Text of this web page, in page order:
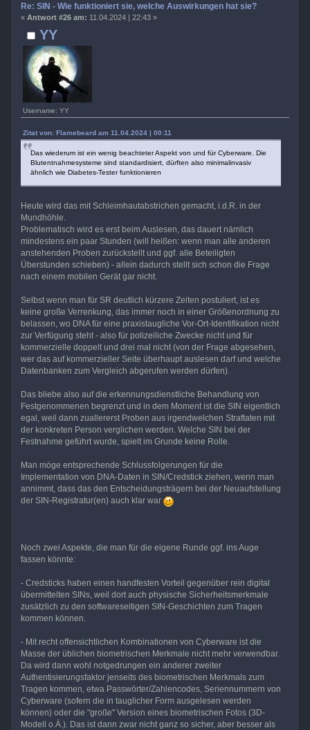
YY
Username: YY
Re: SIN - Wie funktioniert sie, welche Auswirkungen hat sie?
« Antwort #26 am: 11.04.2024 | 22:43 »
Zitat von: Flamebeard am 11.04.2024 | 00:11
Das wiederum ist ein wenig beachteter Aspekt von und für Cyberware. Die
Blutentnahmesysteme sind standardisiert, dürften also minimalinvasiv
ähnlich wie Diabetes-Tester funktionieren
Heute wird das mit Schleimhautabstrichen gemacht, i.d.R. in der
Mundhöhle.
Problematisch wird es erst beim Auslesen, das dauert nämlich
mindestens ein paar Stunden (will heißen: wenn man alle anderen
anstehenden Proben zurückstellt und ggf. alle Beteiligten
Überstunden schieben) - allein dadurch stellt sich schon die Frage
nach einem mobilen Gerät gar nicht.
Selbst wenn man für SR deutlich kürzere Zeiten postuliert, ist es
keine große Verrenkung, das immer noch in einer Größenordnung zu
belassen, wo DNA für eine praxistaugliche Vor-Ort-Identifikation nicht
zur Verfügung steht - also für polizeiliche Zwecke nicht und für
kommerzielle doppelt und drei mal nicht (von der Frage abgesehen,
wer das auf kommerzieller Seite überhaupt auslesen darf und welche
Datenbanken zum Vergleich abgerufen werden dürfen).
Das bliebe also auf die erkennungsdienstliche Behandlung von
Festgenommenen begrenzt und in dem Moment ist die SIN eigentlich
egal, weil dann zuallererst Proben aus irgendwelchen Straftaten mit
der konkreten Person verglichen werden. Welche SIN bei der
Festnahme geführt wurde, spielt im Grunde keine Rolle.
Man möge entsprechende Schlussfolgerungen für die
Implementation von DNA-Daten in SIN/Credstick ziehen, wenn man
annimmt, dass das den Entscheidungsträgern bei der Neuaufstellung
der SIN-Registratur(en) auch klar war
Noch zwei Aspekte, die man für die eigene Runde ggf. ins Auge
fassen könnte:
- Credsticks haben einen handfesten Vorteil gegenüber rein digital
übermittelten SINs, weil dort auch physische Sicherheitsmerkmale
zusätzlich zu den softwareseitigen SIN-Geschichten zum Tragen
kommen können.
- Mit recht offensichtlichen Kombinationen von Cyberware ist die
Masse der üblichen biometrischen Merkmale nicht mehr verwendbar.
Da wird dann wohl notgedrungen ein anderer zweiter
Authentisierungsfaktor jenseits des biometrischen Merkmals zum
Tragen kommen, etwa Passwörter/Zahlencodes, Seriennummern von
Cyberware (sofern die in tauglicher Form ausgelesen werden
können) oder die "große" Version eines biometrischen Fotos (3D-
Modell o.Ä.). Das ist dann zwar nicht ganz so sicher, aber besser als